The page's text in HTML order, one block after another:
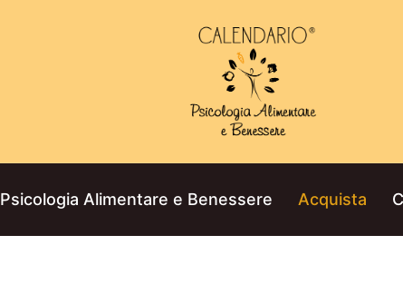
Psicologia Alimentare e Benessere Acquista